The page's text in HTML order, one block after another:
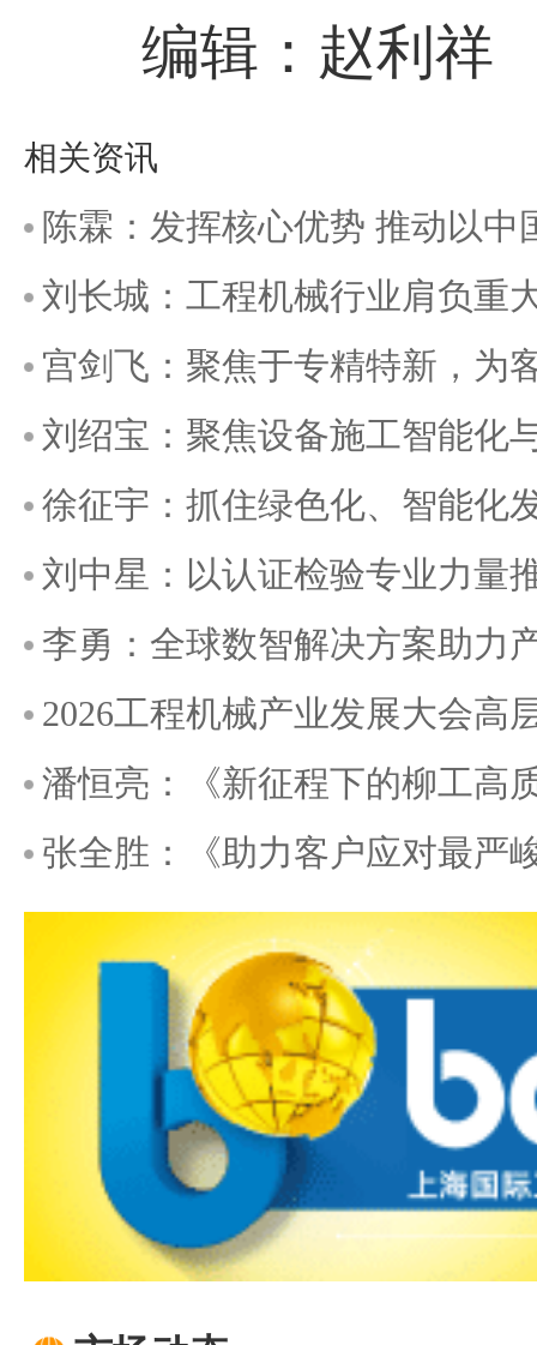
编辑：赵利祥
相关资讯
陈霖：发挥核心优势 推动以
刘长城：工程机械行业肩负重
宫剑飞：聚焦于专精特新，为
刘绍宝：聚焦设备施工智能化
徐征宇：抓住绿色化、智能化
刘中星：以认证检验专业力量
李勇：全球数智解决方案助力
2026工程机械产业发展大会高
潘恒亮：《新征程下的柳工高
张全胜：《助力客户应对最严峻的